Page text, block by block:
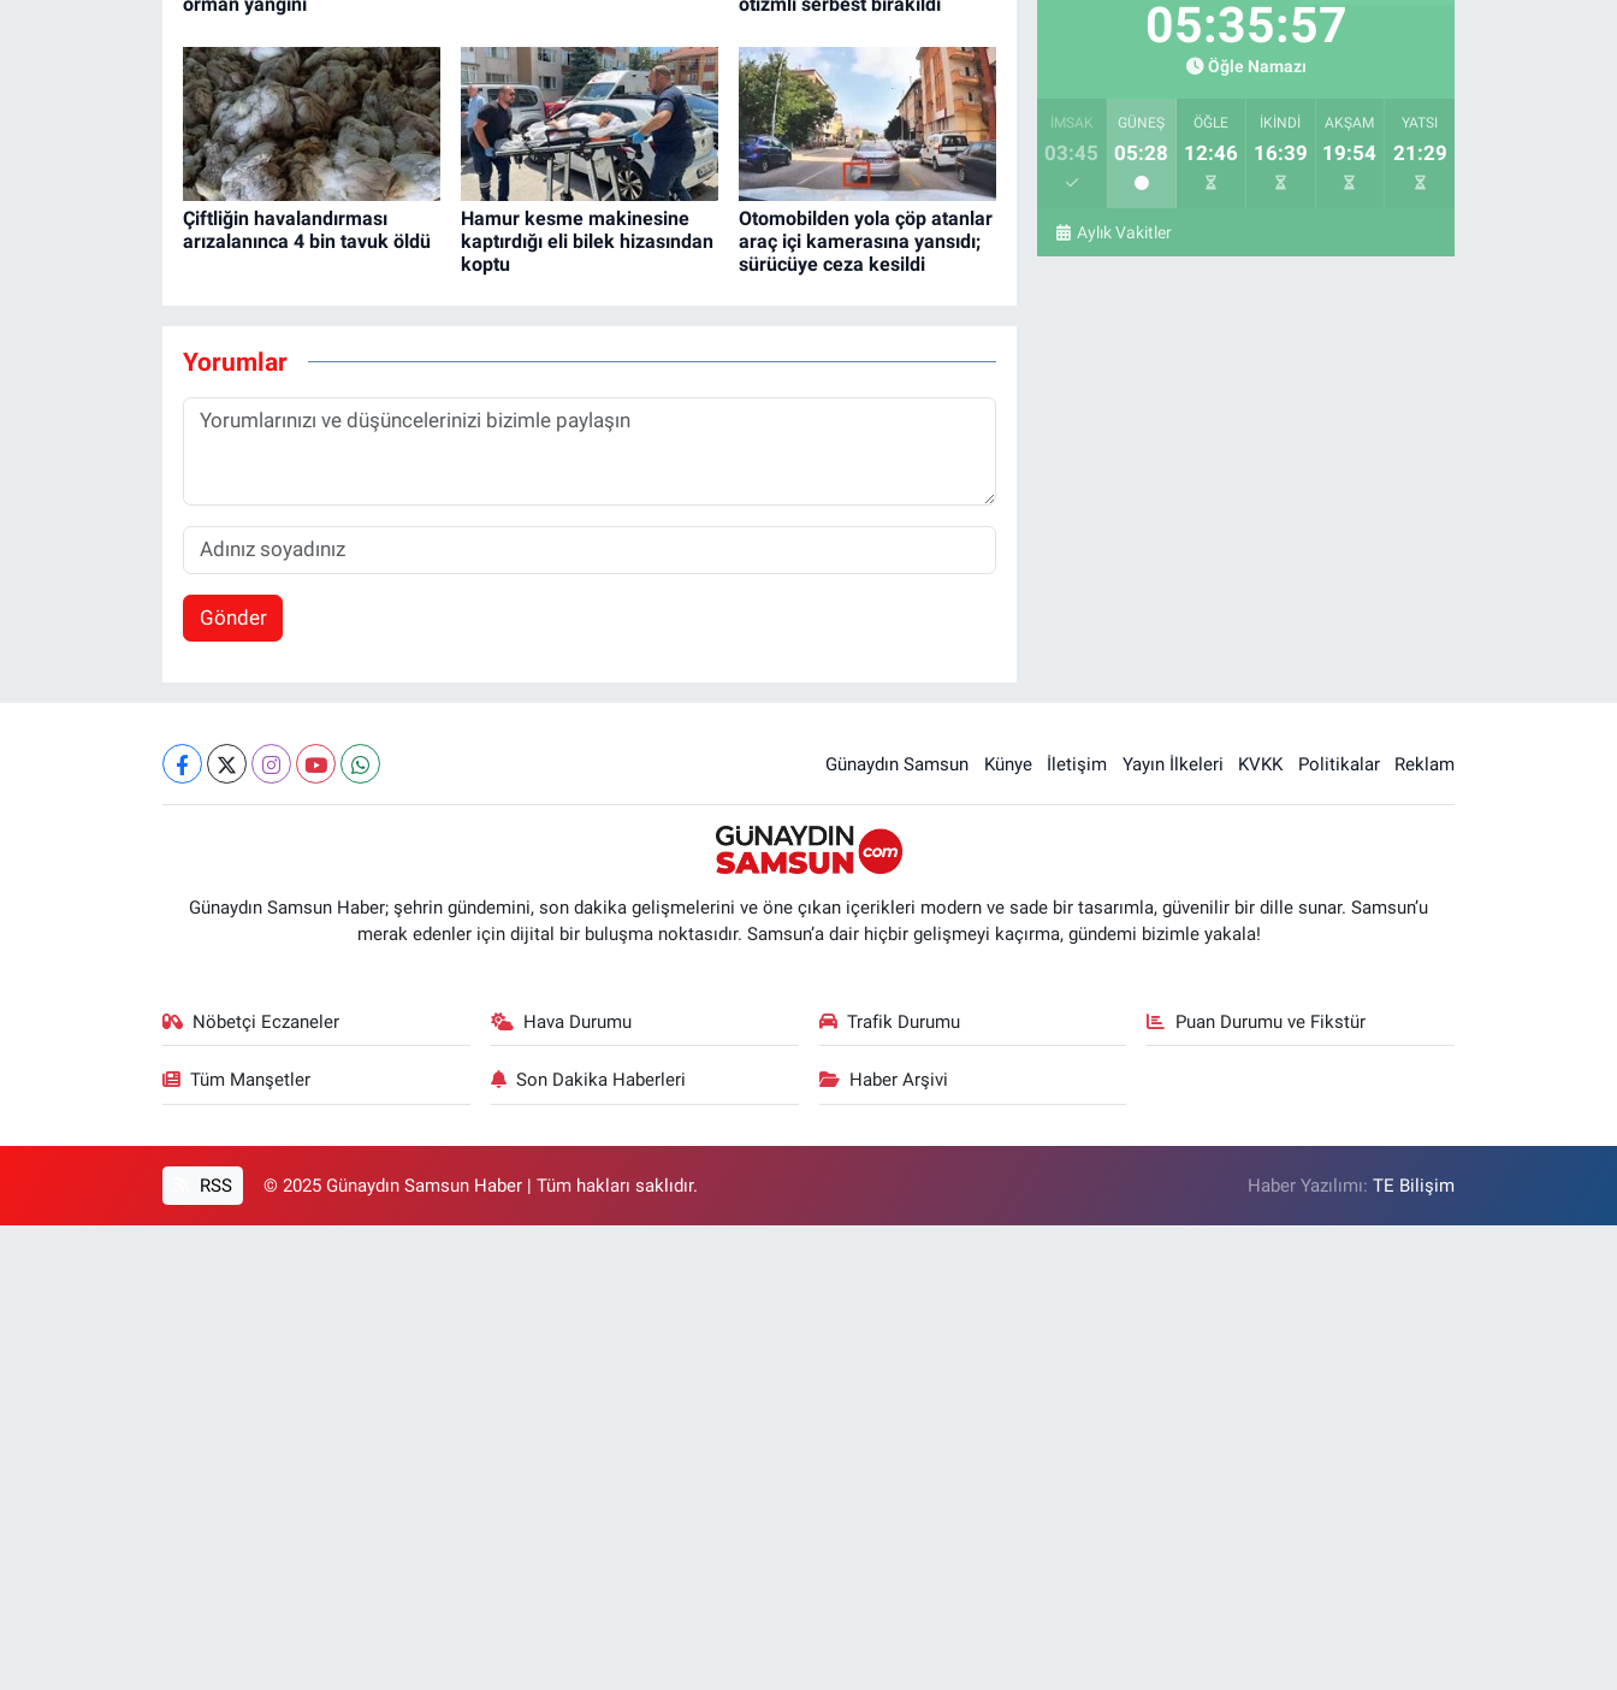
Çiftliğin havalandırması
arızalanınca 4 bin tavuk öldü
Hamur kesme makinesine
kaptırdığı eli bilek hizasından
koptu
Otomobilden yola çöp atanlar
araç içi kamerasına yansıdı;
sürücüye ceza kesildi
Yorumlar
Gönder
05:35:56
Öğle Namazı
İMSAK
03:45
GÜNEŞ
05:28
ÖĞLE
12:46
İKINDI
16:39
AKŞAM
19:54
YATSI
21:29
Aylık Vakitler
Günaydın Samsun Künye İletişim Yayın İlkeleri KVKK Politikalar Reklam
Günaydın Samsun Haber; şehrin gündemini, son dakika gelişmelerini ve öne çıkan içerikleri modern ve sade bir tasarımla, güvenilir bir dille sunar. Samsun’u
merak edenler için dijital bir buluşma noktasıdır. Samsun’a dair hiçbir gelişmeyi kaçırma, gündemi bizimle yakala!
Nöbetçi Eczaneler Hava Durumu Trafik Durumu Puan Durumu ve Fikstür
Tüm Manşetler Son Dakika Haberleri Haber Arşivi
RSS © 2025 Günaydın Samsun Haber | Tüm hakları saklıdır. Haber Yazılımı:TE Bilişim